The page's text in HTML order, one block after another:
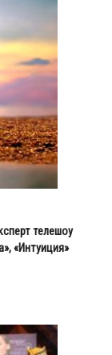
телешоу
«Интуиция»